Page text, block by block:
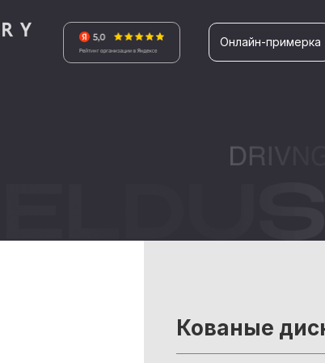
Онлайн-примерка
Кованые